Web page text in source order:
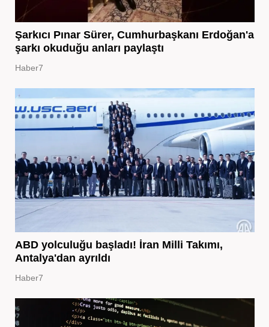
Şarkıcı Pınar Sürer, Cumhurbaşkanı Erdoğan'a
şarkı okuduğu anları paylaştı
Haber7
ABD yolculuğu başladı! İran Milli Takımı,
Antalya'dan ayrıldı
Haber7